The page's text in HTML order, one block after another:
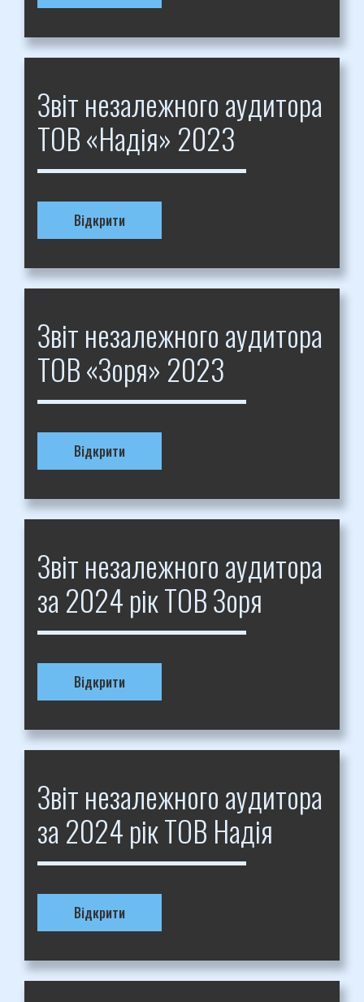
Звіт незалежного аудитора
ТОВ «Надія» 2023
Відкрити
Звіт незалежного аудитора
ТОВ «Зоря» 2023
Відкрити
Звіт незалежного аудитора
за 2024 рік ТОВ Зоря
Відкрити
Звіт незалежного аудитора
за 2024 рік ТОВ Надія
Відкрити